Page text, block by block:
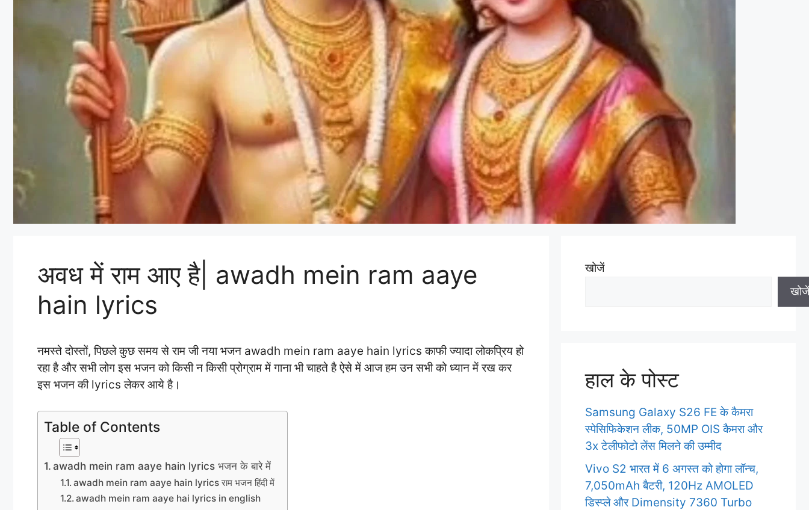
अवध में राम आए है| awadh mein ram aaye
hain lyrics
नमस्ते दोस्तों, पिछले कुछ समय से राम जी नया भजन awadh mein ram aaye hain lyrics काफी ज्यादा लोकप्रिय हो
रहा है और सभी लोग इस भजन को किसी न किसी प्रोग्राम में गाना भी चाहते है ऐसे में आज हम उन सभी को ध्यान में रख कर
इस भजन की lyrics लेकर आये है।
Table of Contents
awadh mein ram aaye hain lyrics भजन के बारे में
awadh mein ram aaye hain lyrics राम भजन हिंदी में
awadh mein ram aaye hai lyrics in english
खोजें
खोजें
हाल के पोस्ट
Samsung Galaxy S26 FE के कैमरा
स्पेसिफिकेशन लीक, 50MP OIS कैमरा और
3x टेलीफोटो लेंस मिलने की उम्मीद
Vivo S2 भारत में 6 अगस्त को होगा लॉन्च,
7,050mAh बैटरी, 120Hz AMOLED
डिस्प्ले और Dimensity 7360 Turbo